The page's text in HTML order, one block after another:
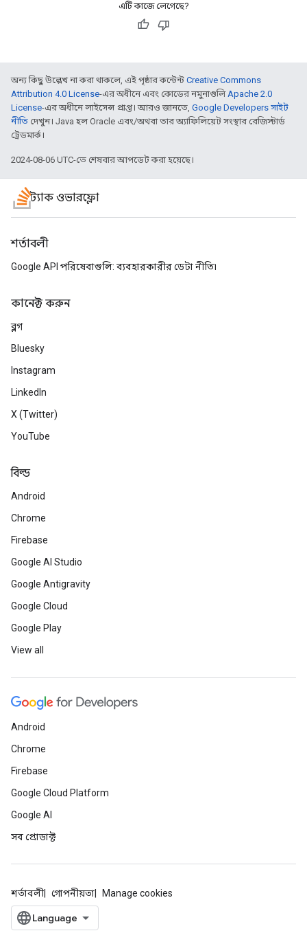
এটি কাজে লেগেছে?
অন্য কিছু উল্লেখ না করা থাকলে, এই পৃষ্ঠার কন্টেন্ট Creative Commons
Attribution 4.0 License-এর অধীনে এবং কোডের নমুনাগুলিApache 2.0
License-এর অধীনে লাইসেন্স প্রাপ্ত। আরও জানতে, Google Developers সাইট
নীতি দেখুন। Java হল Oracle এবং/অথবা তার অ্যাফিলিয়েট সংস্থার রেজিস্টার্ড
ট্রেডমার্ক।
2024-08-06 UTC-তে শেষবার আপডেট করা হয়েছে।
স্ট্যাক ওভারফ্লো
শর্তাবলী
Google API পরিষেবাগুলি: ব্যবহারকারীর ডেটা নীতি৷
কানেক্ট করুন
ব্লগ
Bluesky
Instagram
LinkedIn
X (Twitter)
YouTube
বিল্ড
Android
Chrome
Firebase
Google AI Studio
Google Antigravity
Google Cloud
Google Play
View all
Android
Chrome
Firebase
Google Cloud Platform
Google AI
সব প্রোডাক্ট
শর্তাবলী গোপনীয়তা Manage cookies